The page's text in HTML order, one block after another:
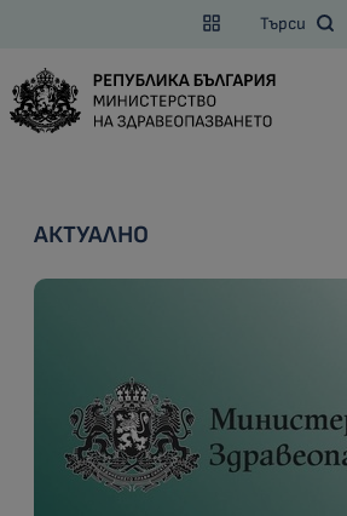
Търси
АКТУАЛНО